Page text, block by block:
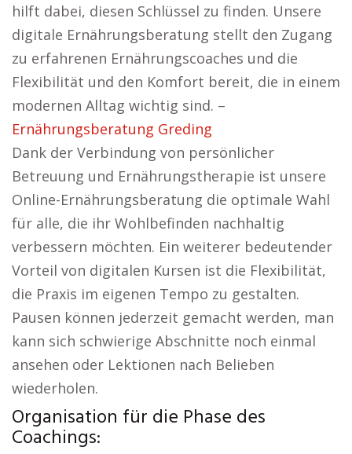
hilft dabei, diesen Schlüssel zu finden. Unsere
digitale Ernährungsberatung stellt den Zugang
zu erfahrenen Ernährungscoaches und die
Flexibilität und den Komfort bereit, die in einem
modernen Alltag wichtig sind. –
Ernährungsberatung Greding
Dank der Verbindung von persönlicher
Betreuung und Ernährungstherapie ist unsere
Online-Ernährungsberatung die optimale Wahl
für alle, die ihr Wohlbefinden nachhaltig
verbessern möchten. Ein weiterer bedeutender
Vorteil von digitalen Kursen ist die Flexibilität,
die Praxis im eigenen Tempo zu gestalten.
Pausen können jederzeit gemacht werden, man
kann sich schwierige Abschnitte noch einmal
ansehen oder Lektionen nach Belieben
wiederholen.
Organisation für die Phase des
Coachings: